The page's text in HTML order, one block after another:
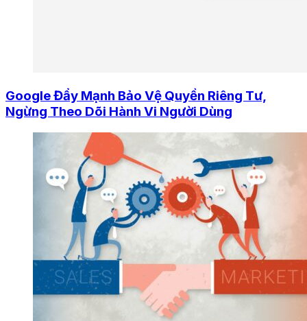
Google Đẩy Mạnh Bảo Vệ Quyền Riêng Tư,
Ngừng Theo Dõi Hành Vi Người Dùng